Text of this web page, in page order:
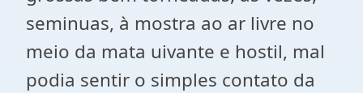
seminuas, à mostra ao ar livre no
meio da mata uivante e hostil, mal
podia sentir o simples contato da